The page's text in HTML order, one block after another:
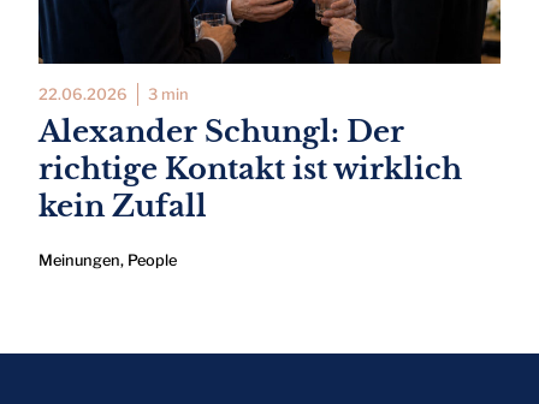
22.06.2026 3 min
Alexander Schungl: Der
richtige Kontakt ist wirklich
kein Zufall
Meinungen, People